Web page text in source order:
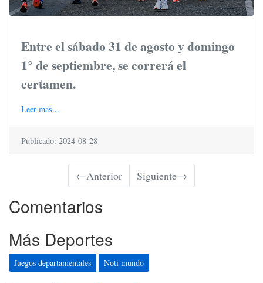
Entre el sábado 31 de agosto y domingo
1° de septiembre, se correrá el
certamen.
Leer más...
Publicado: 2024-08-28
←Anterior Siguiente→
Comentarios
Más Deportes
Juegos departamentales Noti mundo